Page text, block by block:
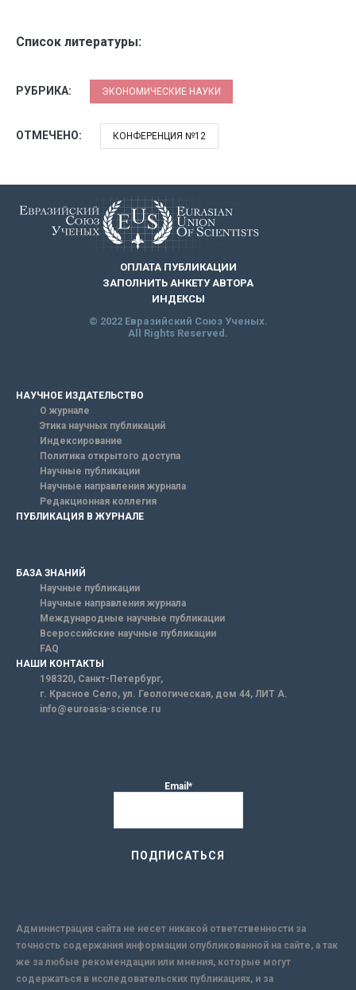
Список литературы:
РУБРИКА: ЭКОНОМИЧЕСКИЕ НАУКИ
ОТМЕЧЕНО: КОНФЕРЕНЦИЯ №12
ОПЛАТА ПУБЛИКАЦИИ
ЗАПОЛНИТЬ АНКЕТУ АВТОРА
ИНДЕКСЫ
© 2022 Евразийский Союз Ученых.
All Rights Reserved.
НАУЧНОЕ ИЗДАТЕЛЬСТВО
О журнале
Этика научных публикаций
Индексирование
Политика открытого доступа
Научные публикации
Научные направления журнала
Редакционная коллегия
ПУБЛИКАЦИЯ В ЖУРНАЛЕ
БАЗА ЗНАНИЙ
Научные публикации
Научные направления журнала
Международные научные публикации
Всероссийские научные публикации
FAQ
НАШИ КОНТАКТЫ
198320, Санкт-Петербург,
г. Красное Село, ул. Геологическая, дом 44, ЛИТ А.
info@euroasia-science.ru
Email*
Администрация сайта не несет никакой ответственности за
точность содержания информации опубликованной на сайте, а так
же за любые рекомендации или мнения, которые могут
содержаться в исследовательских публикациях, и за